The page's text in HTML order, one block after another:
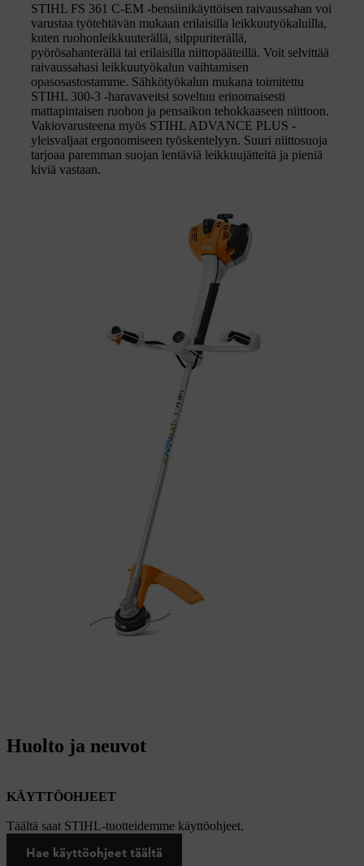
STIHL FS 361 C-EM -bensiinikäyttöisen raivaussahan voi
varustaa työtehtävän mukaan erilaisilla leikkuutyökaluilla,
kuten ruohonleikkuuterällä, silppuriterällä,
pyörösahanterällä tai erilaisilla niittopääteillä. Voit selvittää
raivaussahasi leikkuutyökalun vaihtamisen
opasosastostamme. Sähkötyökalun mukana toimitettu
STIHL 300-3 -haravaveitsi soveltuu erinomaisesti
mattapintaisen ruohon ja pensaikon tehokkaaseen niittoon.
Vakiovarusteena myös STIHL ADVANCE PLUS -
yleisvaljaat ergonomiseen työskentelyyn. Suuri niittosuoja
tarjoaa paremman suojan lentäviä leikkuujätteitä ja pieniä
kiviä vastaan.
Huolto ja neuvot
KÄYTTÖOHJEET
Täältä saat STIHL-tuotteidemme käyttöohjeet.
Hae käyttöohjeet täältä